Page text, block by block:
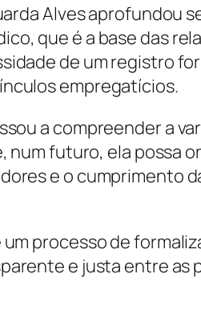
Alves aprofundou
que é a base das
de um registro
empregatícios.
a compreender a
num futuro, ela possa
e o cumprimento
processo de
e justa entre as